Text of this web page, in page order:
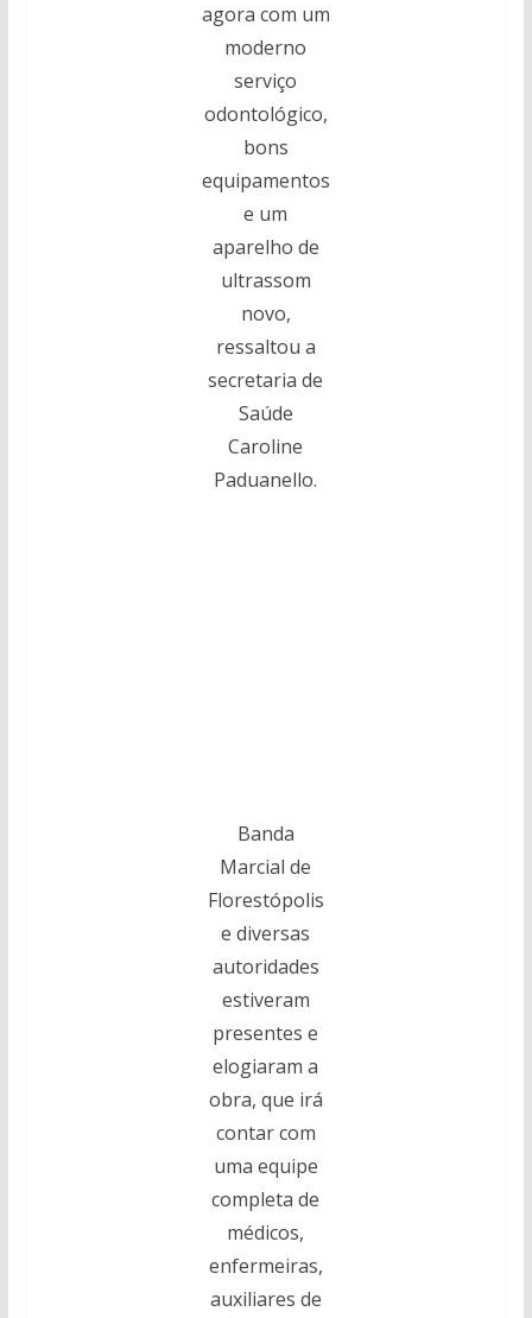
agora com um
moderno
serviço
odontológico,
bons
equipamentos
e um
aparelho de
ultrassom
novo,
ressaltou a
secretaria de
Saúde
Caroline
Paduanello.
Banda
Marcial de
Florestópolis
e diversas
autoridades
estiveram
presentes e
elogiaram a
obra, que irá
contar com
uma equipe
completa de
médicos,
enfermeiras,
auxiliares de